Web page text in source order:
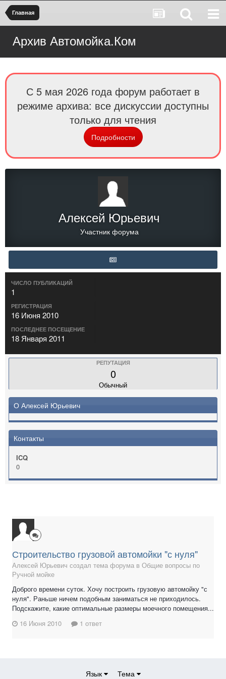
Главная
Архив Автомойка.Ком
С 5 мая 2026 года форум работает в
режиме архива: все дискуссии доступны
только для чтения
Подробности
Алексей Юрьевич
Участник форума
ЧИСЛО ПУБЛИКАЦИЙ
1
РЕГИСТРАЦИЯ
16 Июня 2010
ПОСЛЕДНЕЕ ПОСЕЩЕНИЕ
18 Января 2011
РЕПУТАЦИЯ
0
Обычный
О Алексей Юрьевич
Контакты
ICQ
0
Строительство грузовой автомойки "с нуля"
Алексей Юрьевич создал тема форума в Общие вопросы по
Ручной мойке
Доброго времени суток. Хочу построить грузовую автомойку "с
нуля". Раньше ничем подобным заниматься не приходилось.
Подскажите, какие оптимальные размеры моечного помещения...
16 Июня 2010
1 ответ
Язык Тема